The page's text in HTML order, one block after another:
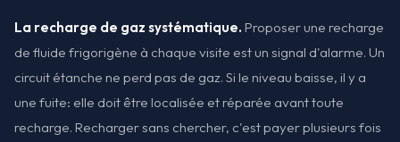
La recharge de gaz systématique. Proposer une recharge
de fluide frigorigène à chaque visite est un signal d'alarme. Un
circuit étanche ne perd pas de gaz. Si le niveau baisse, il y a
une fuite: elle doit être localisée et réparée avant toute
recharge. Recharger sans chercher, c'est payer plusieurs fois